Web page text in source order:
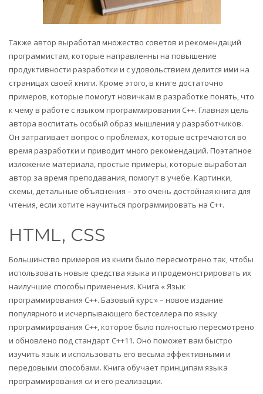
Также автор выработал множество советов и рекомендаций
программистам, которые направленны на повышение
продуктивности разработки и с удовольствием делится ими на
страницах своей книги. Кроме этого, в книге достаточно
примеров, которые помогут новичкам в разработке понять, что
к чему в работе с языком программирования C++. Главная цель
автора воспитать особый образ мышления у разработчиков.
Он затрагивает вопрос о проблемах, которые встречаются во
время разработки и приводит много рекомендаций. Поэтапное
изложение материала, простые примеры, которые выработал
автор за время преподавания, помогут в учебе. Картинки,
схемы, детальные объяснения – это очень достойная книга для
чтения, если хотите научиться программировать на C++.
HTML, CSS
Большинство примеров из книги было пересмотрено так, чтобы
использовать новые средства языка и продемонстрировать их
наилучшие способы применения. Книга « Язык
программирования C++. Базовый курс » – новое издание
популярного и исчерпывающего бестселлера по языку
программирования C++, которое было полностью пересмотрено
и обновлено под стандарт C++11. Оно поможет вам быстро
изучить язык и использовать его весьма эффективными и
передовыми способами. Книга обучает принципам языка
программирования си и его реализации.